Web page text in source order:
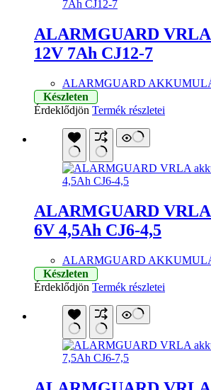
ALARMGUARD
12V 7Ah CJ12-7
ALARMGUARD
Készleten
Érdeklődjön Termék részletei
ALARMGUARD
6V 4,5Ah CJ6-4,5
ALARMGUARD
Készleten
Érdeklődjön Termék részletei